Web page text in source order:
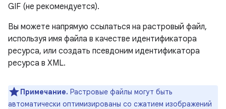
GIF (не рекомендуется).
Вы можете напрямую ссылаться на растровый файл,
используя имя файла в качестве идентификатора
ресурса, или создать псевдоним идентификатора
ресурса в XML.
Примечание. Растровые файлы могут быть
автоматически оптимизированы со сжатием изображений